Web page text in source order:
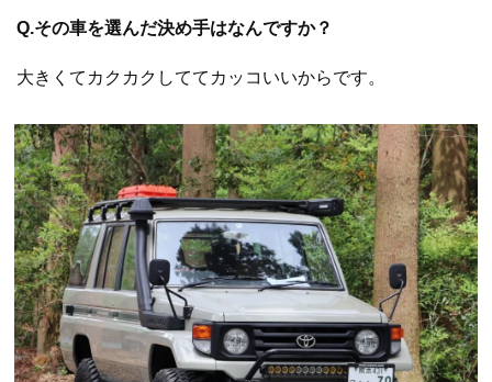
Q.その車を選んだ決め手はなんですか？
大きくてカクカクしててカッコいいからです。